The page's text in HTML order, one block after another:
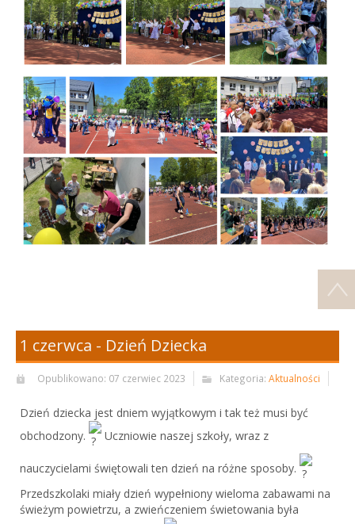
1 czerwca - Dzień Dziecka
Opublikowano: 07 czerwiec 2023 Kategoria: Aktualności
Dzień dziecka jest dniem wyjątkowym i tak też musi być
obchodzony.
Uczniowie naszej szkoły, wraz z
nauczycielami świętowali ten dzień na różne sposoby.
Przedszkolaki miały dzień wypełniony wieloma zabawami na
świeżym powietrzu, a zwieńczeniem świetowania była